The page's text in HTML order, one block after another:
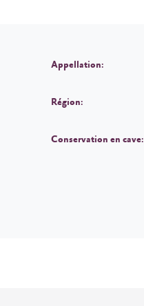
Appellation:
Région:
Conservation en cave: